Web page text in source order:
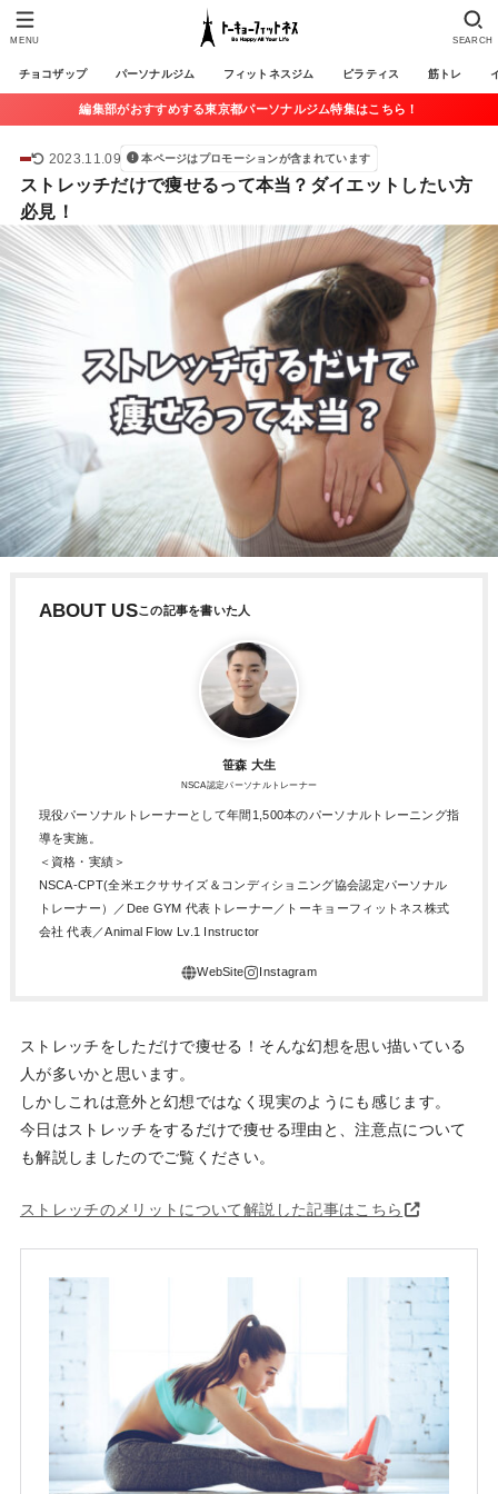
チョコザップ パーソナルジム フィットネスジム ピラティス 筋トレ
SEARCH
MENU
編集部がおすすめする東京都パーソナルジム特集はこちら！
2023.11.09 本ページはプロモーションが含まれています
ストレッチだけで痩せるって本当？ダイエットしたい方
必見！
ABOUT US
笹森 大生
NSCA認定パーソナルトレーナー
現役パーソナルトレーナーとして年間1,500本のパーソナルトレーニング指
導を実施。
＜資格・実績＞
NSCA-CPT(全米エクササイズ＆コンディショニング協会認定パーソナル
トレーナー）／Dee GYM 代表トレーナー／トーキョーフィットネス株式
会社 代表／Animal Flow Lv.1 Instructor
ストレッチをしただけで痩せる！そんな幻想を思い描いている
人が多いかと思います。
しかしこれは意外と幻想ではなく現実のようにも感じます。
今日はストレッチをするだけで痩せる理由と、注意点について
も解説しましたのでご覧ください。
ストレッチのメリットについて解説した記事はこちら